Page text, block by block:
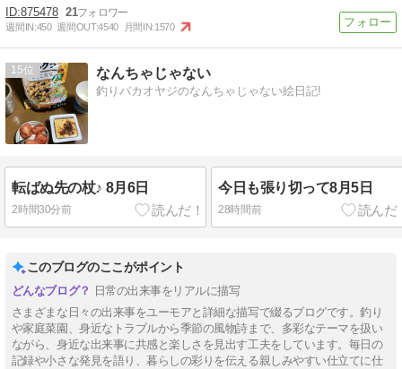
875478 21
週間IN:450 週間OUT:4540 月間IN:1570
15 なんちゃじゃない
釣りバカオヤジのなんちゃじゃない絵日記!
転ばぬ先の杖♪ 8月6日
2時間30分前
今日も張り切って8月5日
28時間前
このブログのここがポイント
日常の出来事をリアルに描写
さまざまな日々の出来事をユーモアと詳細な描写で綴るブログです。釣り
や家庭菜園、身近なトラブルから季節の風物詩まで、多彩なテーマを扱い
ながら、身近な出来事に共感と楽しさを見出す工夫をしています。毎日の
記録や小さな発見を語り、暮らしの彩りを伝える親しみやすい仕立てに仕